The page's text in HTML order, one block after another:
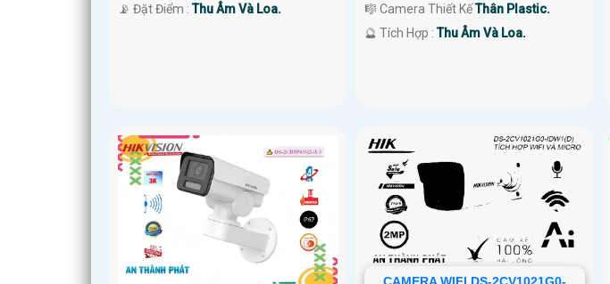
️📡 Đặt Điểm :Thu Âm Và Loa.
🎼️ Camera Thiết KếThân Plastic.
️🔮 Tích Hợp :Thu Âm Và Loa.
CAMERA WIFI DS-2CV1021G0-